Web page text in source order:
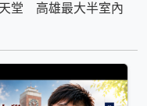
堂 高雄最大半室內